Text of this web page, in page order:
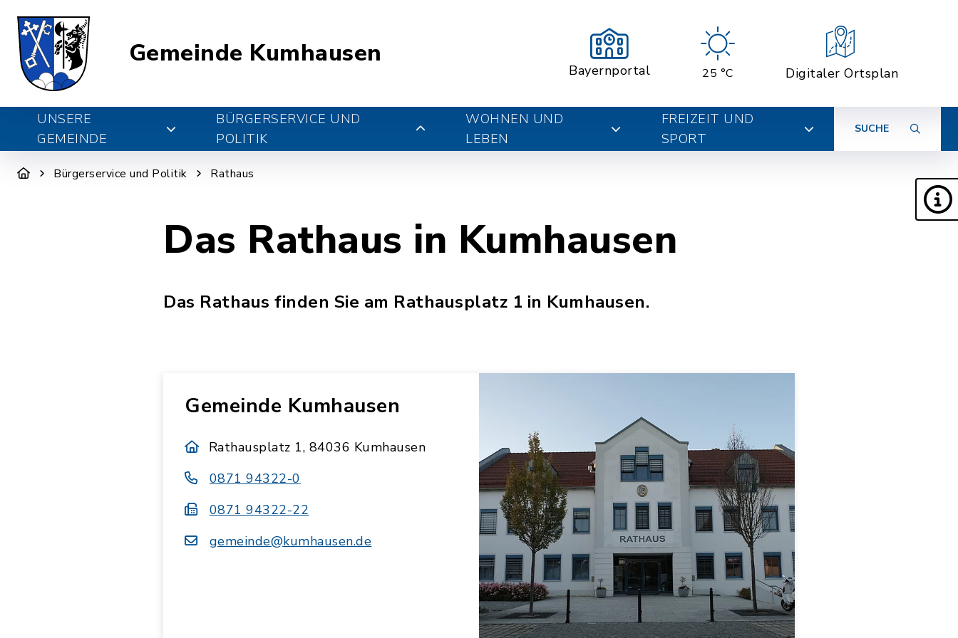
Gemeinde Kumhausen
Bayernportal 25 °C Digitaler Ortsplan
UNSERE
GEMEINDE
BÜRGERSERVICE UND
POLITIK
WOHNEN UND
LEBEN
FREIZEIT UND
SPORT
SUCHE
Bürgerservice und Politik Rathaus
Das Rathaus in Kumhausen
Das Rathaus finden Sie am Rathausplatz 1 in Kumhausen.
Gemeinde Kumhausen
Rathausplatz 1, 84036 Kumhausen
0871 94322-0
0871 94322-22
gemeinde@kumhausen.de